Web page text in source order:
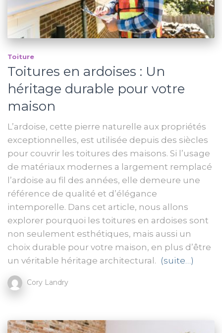
Toiture
Toitures en ardoises : Un
héritage durable pour votre
maison
L’ardoise, cette pierre naturelle aux propriétés
exceptionnelles, est utilisée depuis des siècles
pour couvrir les toitures des maisons. Si l’usage
de matériaux modernes a largement remplacé
l’ardoise au fil des années, elle demeure une
référence de qualité et d’élégance
intemporelle. Dans cet article, nous allons
explorer pourquoi les toitures en ardoises sont
non seulement esthétiques, mais aussi un
choix durable pour votre maison, en plus d’être
un véritable héritage architectural. (suite…)
Cory Landry